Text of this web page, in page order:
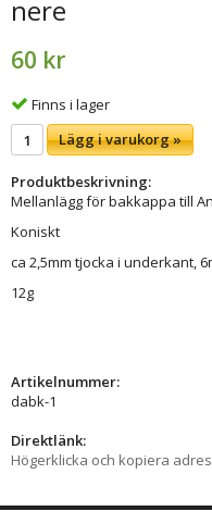
nere
60 kr
Finns i lager
Lägg i varukorg »
Produktbeskrivning:
Mellanlägg för bakkappa till
Koniskt
ca 2,5mm tjocka i underkant,
12g
Artikelnummer:
dabk-1
Direktlänk:
Högerklicka och kopiera